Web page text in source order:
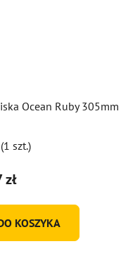
Ocean Ruby 305mm
(1 szt.)
KOSZYKA